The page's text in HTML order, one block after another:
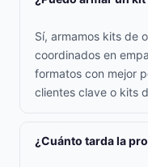
Sí, armamos kits de
coordinados en
formatos con mejor
clientes clave o kits
¿Cuánto tarda la